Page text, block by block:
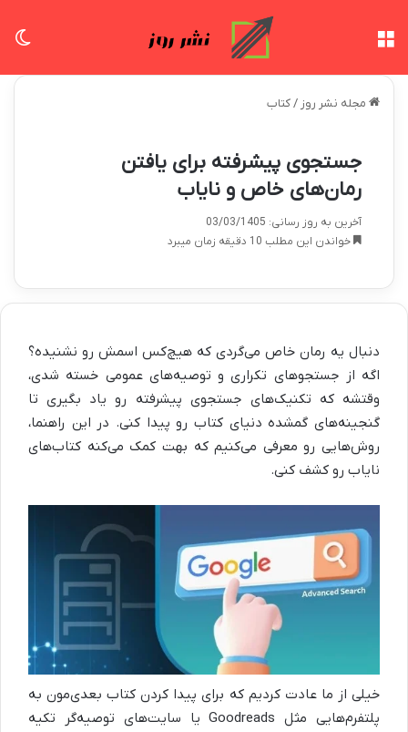
مجله نشر روز /کتاب
جستجوی پیشرفته برای یافتن
رمان‌های خاص و نایاب
آخرین به روز رسانی: 03/03/1405
خواندن این مطلب 10 دقیقه زمان میبرد
دنبال یه رمان خاص می‌گردی که هیچ‌کس اسمش رو نشنیده؟
اگه از جستجوهای تکراری و توصیه‌های عمومی خسته شدی،
وقتشه که تکنیک‌های جستجوی پیشرفته رو یاد بگیری تا
گنجینه‌های گمشده دنیای کتاب رو پیدا کنی. در این راهنما،
روش‌هایی رو معرفی می‌کنیم که بهت کمک می‌کنه کتاب‌های
نایاب رو کشف کنی.
خیلی از ما عادت کردیم که برای پیدا کردن کتاب بعدی‌مون به
پلتفرم‌هایی مثل Goodreads یا سایت‌های توصیه‌گر تکیه